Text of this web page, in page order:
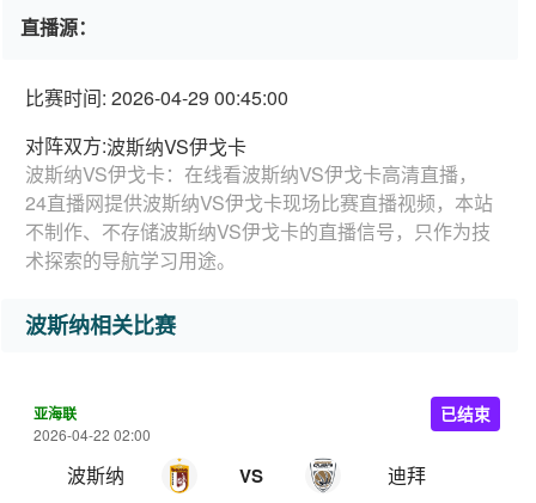
直播源：
比赛时间: 2026-04-29 00:45:00
对阵双方:波斯纳VS伊戈卡
波斯纳VS伊戈卡：在线看波斯纳VS伊戈卡高清直播，
24直播网提供波斯纳VS伊戈卡现场比赛直播视频，本站
不制作、不存储波斯纳VS伊戈卡的直播信号，只作为技
术探索的导航学习用途。
波斯纳相关比赛
亚海联
2026-04-22 02:00
波斯纳 VS 迪拜
已结束